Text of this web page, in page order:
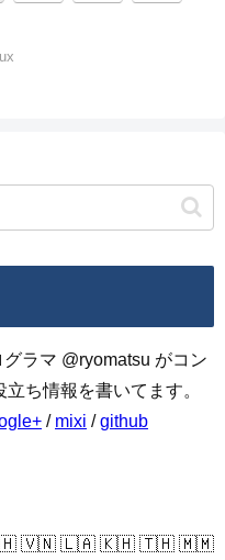
ラマ @ryomatsu がコン
ち情報を書いてます。
/ mixi /github
🇻🇳 🇱🇦 🇰🇭 🇹🇭 🇲🇲